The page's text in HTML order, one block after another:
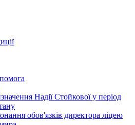
Надії Стойкової у період
обов'язків директора ліцею